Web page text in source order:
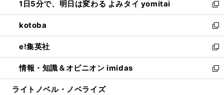
で
開
く
ド
ウ
で
開
く
ィ
ン
ド
ウ
で
開
く
い
ウ
ィ
ン
ド
ウ
で
開
1日5分で、明日は変わる よみタイ yomitai
新
し
い
ウ
ィ
ン
ド
ウ
kotoba
新
し
い
ウ
ィ
ン
e!集英社
新
し
い
ウ
情報・知識＆オピニオン imidas
新
し
ライトノベル・ノベライズ